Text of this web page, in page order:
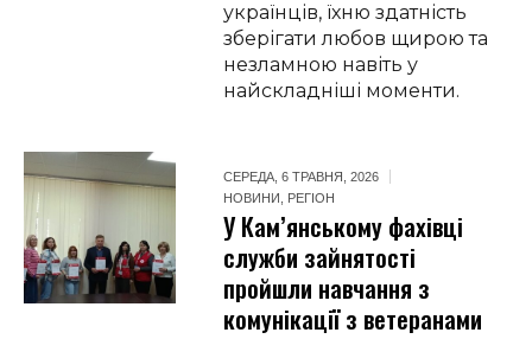
українців, їхню здатність
зберігати любов щирою та
незламною навіть у
найскладніші моменти.
СЕРЕДА, 6 ТРАВНЯ, 2026
НОВИНИ
РЕГІОН
У Кам’янському фахівці
служби зайнятості
пройшли навчання з
комунікації з ветеранами